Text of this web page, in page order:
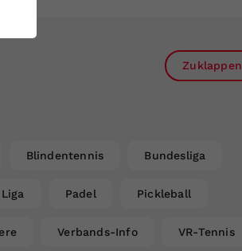
Zuklappen
Blindentennis Bundesliga
Liga Padel Pickleball
Verbands-Info VR-Tennis